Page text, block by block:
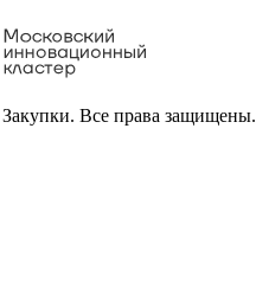
Все права защищены.